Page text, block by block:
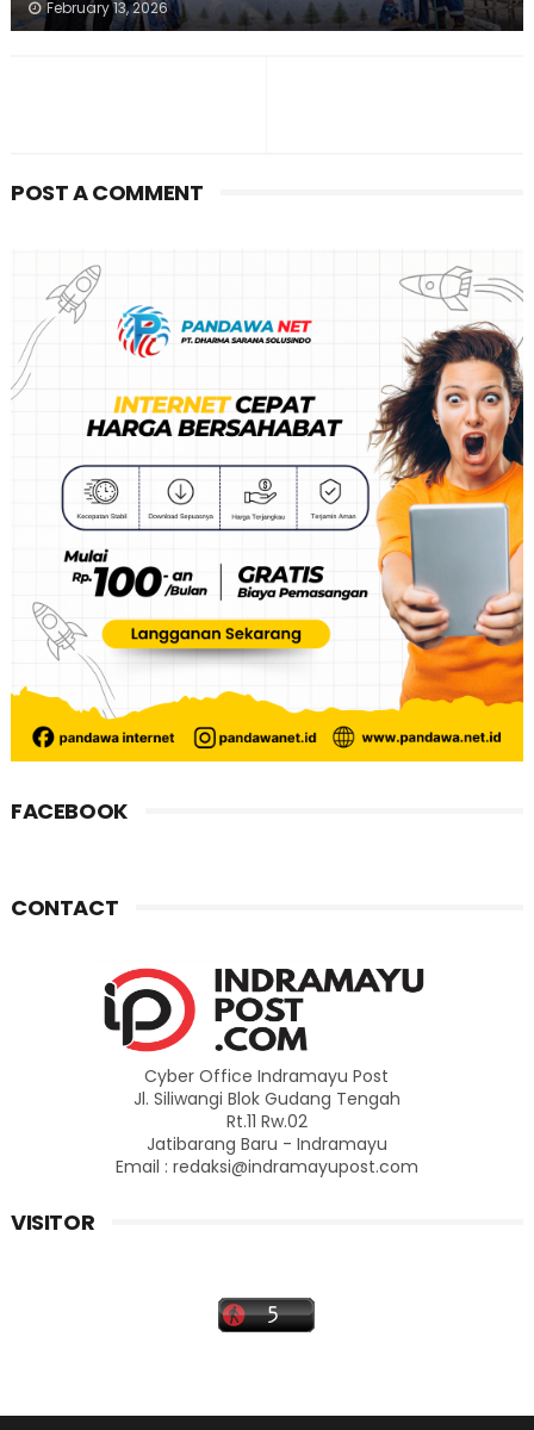
February 13, 2026
POST A COMMENT
FACEBOOK
CONTACT
Cyber Office Indramayu Post
Jl. Siliwangi Blok Gudang Tengah
Rt.11 Rw.02
Jatibarang Baru - Indramayu
Email : redaksi@indramayupost.com
VISITOR